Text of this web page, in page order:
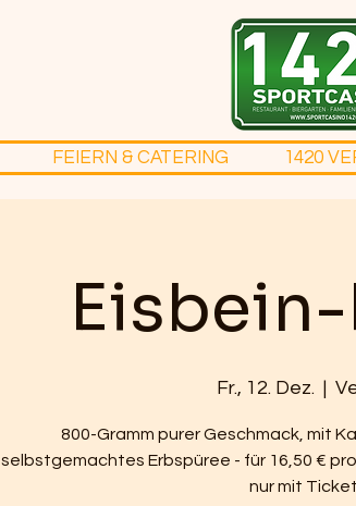
FEIERN & CATERING 1420
Eisbein-
Fr., 12. Dez.
  |
800-Gramm purer Geschmack, mit
selbstgemachtes Erbspüree - für 16,50 €
nur mit Ticket.